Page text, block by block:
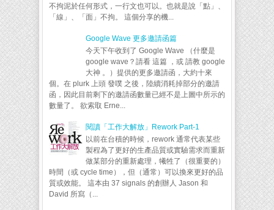
不拘泥於任何形式，一行文也可以。也就是說「點」、
「線」、「面」不拘。 這個分享的機...
Google Wave 更多邀請函篇
今天下午收到了 Google Wave （什麼是
google wave？請看 這篇 ，或 請教 google
大神 。）提供的更多邀請函，大約十來
個。在 plurk 上頭 發噗 之後，陸續消耗掉部分的邀請
函，因此目前剩下的邀請函數量已經不是上圖中所示的
數量了。 欲索取 Erne...
閱讀「工作大解放」Rework Part-1
以前在台積的時候，rework 通常代表某些
製程為了更好的生產品質或實驗需求而重新
做某部分的重新處理，犧牲了（很重要的）
時間（或 cycle time），但（通常）可以換來更好的品
質或效能。 這本由 37 signals 的創辦人 Jason 和
David 所寫（...